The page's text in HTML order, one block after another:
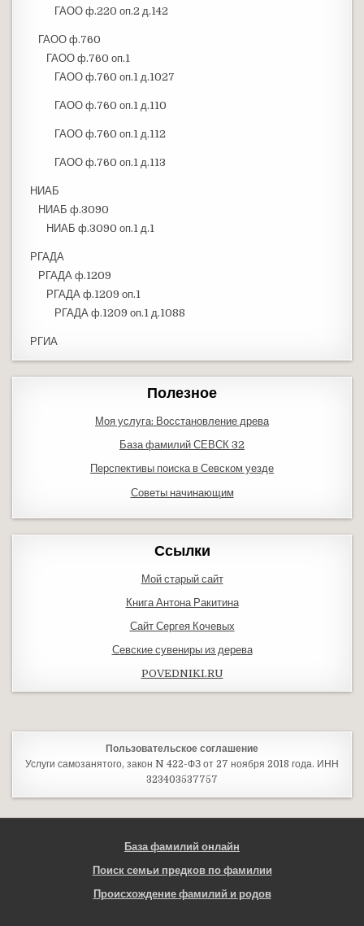
ГАОО ф.220 оп.2 д.142
ГАОО ф.760
ГАОО ф.760 оп.1
ГАОО ф.760 оп.1 д.1027
ГАОО ф.760 оп.1 д.110
ГАОО ф.760 оп.1 д.112
ГАОО ф.760 оп.1 д.113
НИАБ
НИАБ ф.3090
НИАБ ф.3090 оп.1 д.1
РГАДА
РГАДА ф.1209
РГАДА ф.1209 оп.1
РГАДА ф.1209 оп.1 д.1088
РГИА
Полезное
Моя услуга: Восстановление древа
База фамилий СЕВСК 32
Перспективы поиска в Севском уезде
Советы начинающим
Ссылки
Мой старый сайт
Книга Антона Ракитина
Сайт Сергея Кочевых
Севские сувениры из дерева
POVEDNIKI.RU
Пользовательское соглашение
Услуги самозанятого, закон N 422-ФЗ от 27 ноября 2018 года. ИНН
323403537757
База фамилий онлайн
Поиск семьи предков по фамилии
Происхождение фамилий и родов